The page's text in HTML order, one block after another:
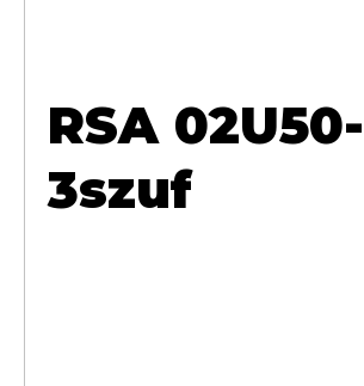
RSA 02U50-
3szuf